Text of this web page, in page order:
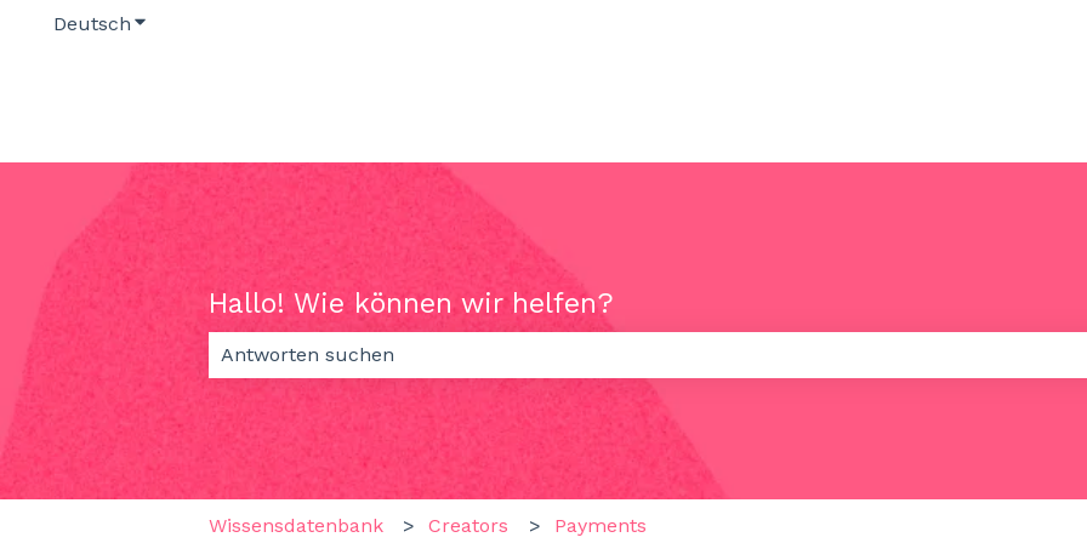
Deutsch Untermenü für Übersetzungen anzeigen
Hallo! Wie können wir helfen?
Es gibt keine Vorschläge, da das Suchfeld leer ist.
Wissensdatenbank Creators Payments